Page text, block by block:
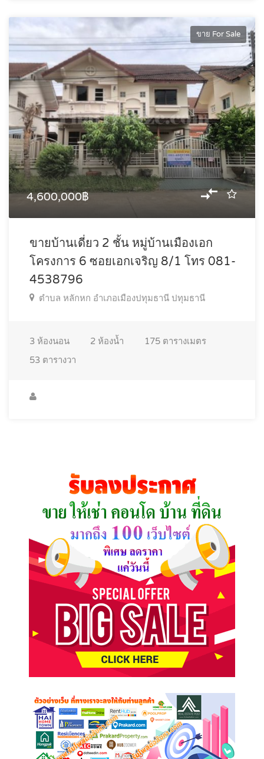
ขาย For Sale
4,600,000฿
ขายบ้านเดี่ยว 2 ชั้น หมู่บ้านเมืองเอก
โครงการ 6 ซอยเอกเจริญ 8/1 โทร 081-
4538796
ตำบล หลักหก อำเภอเมืองปทุมธานี ปทุมธานี
3 ห้องนอน 2 ห้องน้ำ 175 ตารางเมตร
53 ตารางวา